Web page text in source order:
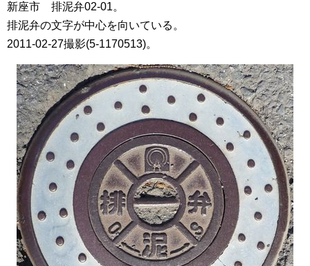
新座市 排泥弁02-01。
排泥弁の文字が中心を向いている。
2011-02-27撮影(5-1170513)。